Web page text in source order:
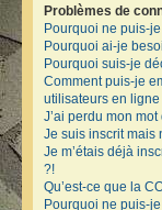
Problèmes de
Pourquoi ne puis-
Pourquoi ai-je
Pourquoi suis-je
Comment puis-je
utilisateurs en ligne
J’ai perdu mon
Je suis inscrit mais
Je m’étais déjà
?!
Qu’est-ce que la
Pourquoi ne puis-